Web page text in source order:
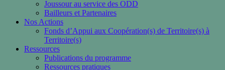
Joussour au service des ODD
Bailleurs et Partenaires
Nos Actions
Fonds d’Appui aux Coopération(s) de Territoire(s) à
Territoire(s)
Ressources
Publications du programme
Ressources pratiques